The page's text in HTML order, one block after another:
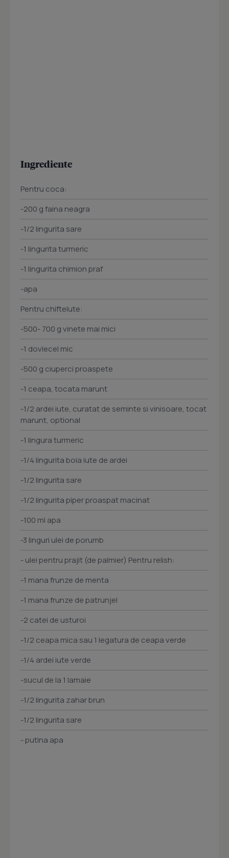
Ingrediente
Pentru coca:
-200 g faina neagra
-1/2 lingurita sare
-1 lingurita turmeric
-1 lingurita chimion praf
-apa
Pentru chiftelute:
-500- 700 g vinete mai mici
-1 dovlecel mic
-500 g ciuperci proaspete
-1 ceapa, tocata marunt
-1/2 ardei iute, curatat de seminte si vinisoare, tocat
marunt, optional
-1 lingura turmeric
-1/4 lingurita boia iute de ardei
-1/2 lingurita sare
-1/2 lingurita piper proaspat macinat
-100 ml apa
-3 linguri ulei de porumb
- ulei pentru prajit (de palmier) Pentru relish:
-1 mana frunze de menta
-1 mana frunze de patrunjel
-2 catei de usturoi
-1/2 ceapa mica sau 1 legatura de ceapa verde
-1/4 ardei iute verde
-sucul de la 1 lamaie
-1/2 lingurita zahar brun
-1/2 lingurita sare
- putina apa